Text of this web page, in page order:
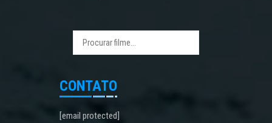
CONTATO
[email protected]